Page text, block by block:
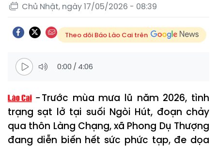
Chủ Nhật, ngày 17/05/2026 - 08:39
Theo dõi Báo Lào Cai trên
0:00 / 4:06
Trước mùa mưa lũ năm 2026, tình
trạng sạt lở tại suối Ngòi Hút, đoạn chảy
qua thôn Làng Chạng, xã Phong Dụ Thượng
đang diễn biến hết sức phức tạp, đe dọa